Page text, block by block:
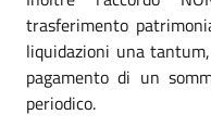
trasferimento
liquidazioni una
pagamento di un
periodico.